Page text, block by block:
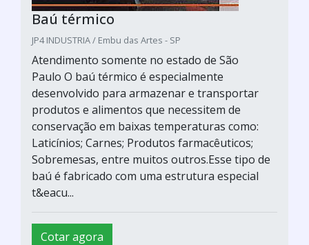
Baú térmico
JP4 INDUSTRIA / Embu das Artes - SP
Atendimento somente no estado de São
Paulo O baú térmico é especialmente
desenvolvido para armazenar e transportar
produtos e alimentos que necessitem de
conservação em baixas temperaturas como:
Laticínios; Carnes; Produtos farmacêuticos;
Sobremesas, entre muitos outros.Esse tipo de
baú é fabricado com uma estrutura especial
t&eacu...
Cotar agora